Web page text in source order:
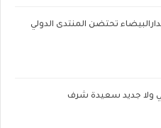
تحتضن المنتدى الدولي
ولا جديد سعيدة شرف